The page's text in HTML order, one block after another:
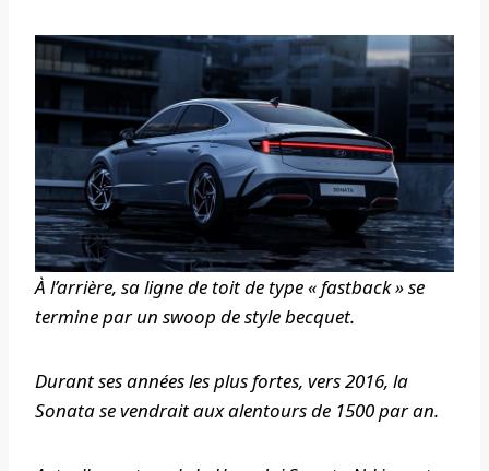
À l’arrière, sa ligne de toit de type « fastback » se
termine par un swoop de style becquet.
Durant ses années les plus fortes, vers 2016, la
Sonata se vendrait aux alentours de 1500 par an.